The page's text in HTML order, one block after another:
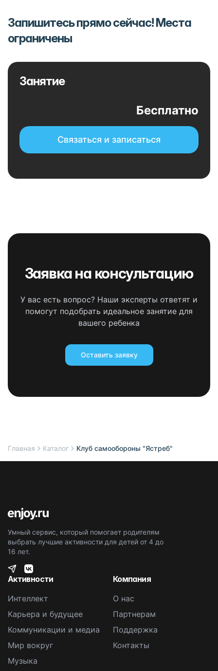
Запишитесь прямо сейчас! Места
ограничены
Занятие
Бесплатно
Связаться и записаться
Заявка на консультацию
У вас есть вопрос? Наши эксперты ответят и
помогут подобрать идеальное занятие для
вашего ребенка
Оставить заявку
Главная Каталог Клуб самообороны "Ястреб"
Умный сервис, который помогает родителям
выбрать лучшие активности для детей от 4 до
16 лет.
Активности
Интеллект
Карьера и будущее
Коммуникации и медиа
Мир вокруг
Музыка
Компания
О нас
Партнерам
Поддержка
Контакты